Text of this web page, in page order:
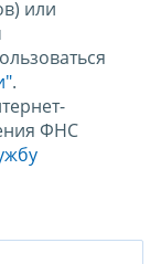
или
.
ФНС